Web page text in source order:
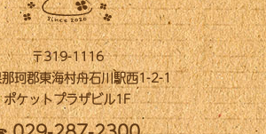
〒319-1116
珂郡東海村舟石川駅西1-2-1
ポケットプラザビル1F